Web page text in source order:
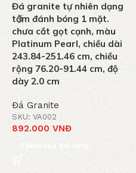
Đá granite tự nhiên dạng
tấm đánh bóng 1 mặt.
chưa cắt gọt cạnh, màu
Platinum Pearl, chiều dài
243.84-251.46 cm, chiều
rộng 76.20-91.44 cm, độ
dày 2.0 cm
Đá Granite
SKU: VA002
892.000 VNĐ
Thêm vào giỏ hàng